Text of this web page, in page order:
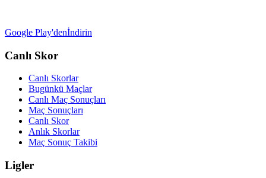
Google Play'denİndirin
Canlı Skor
Canlı Skorlar
Bugünkü Maçlar
Canlı Maç Sonuçları
Maç Sonuçları
Canlı Skor
Anlık Skorlar
Maç Sonuç Takibi
Ligler